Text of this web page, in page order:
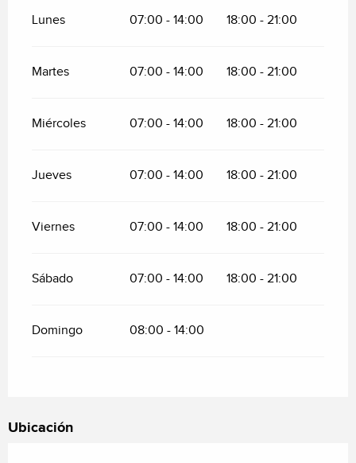
Lunes 07:00 - 14:00 18:00 - 21:00
Martes 07:00 - 14:00 18:00 - 21:00
Miércoles 07:00 - 14:00 18:00 - 21:00
Jueves 07:00 - 14:00 18:00 - 21:00
Viernes 07:00 - 14:00 18:00 - 21:00
Sábado 07:00 - 14:00 18:00 - 21:00
Domingo 08:00 - 14:00
Ubicación